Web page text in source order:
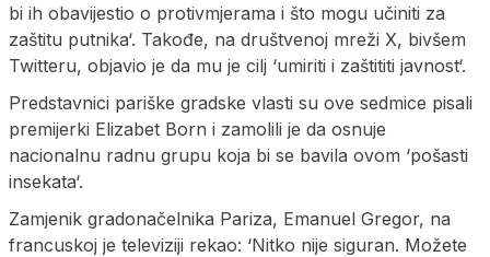
bi ih obavijestio o protivmjerama i što mogu učiniti za
zaštitu putnika‘. Takođe, na društvenoj mreži X, bivšem
Twitteru, objavio je da mu je cilj ‘umiriti i zaštititi javnost‘.
Predstavnici pariške gradske vlasti su ove sedmice pisali
premijerki Elizabet Born i zamolili je da osnuje
nacionalnu radnu grupu koja bi se bavila ovom ‘pošasti
insekata‘.
Zamjenik gradonačelnika Pariza, Emanuel Gregor, na
francuskoj je televiziji rekao: ‘Nitko nije siguran. Možete